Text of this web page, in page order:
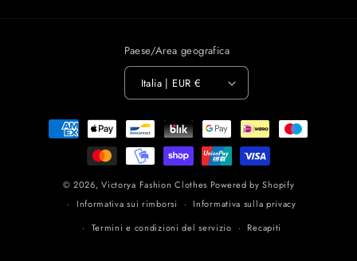
Paese/Area geografica
Italia | EUR €
Metodi
pagamento
© 2026,Victorya Fashion Clothes Powered by Shopify
Informativa sui rimborsi
Informativa sulla privacy
Termini e condizioni del servizio
Recapiti